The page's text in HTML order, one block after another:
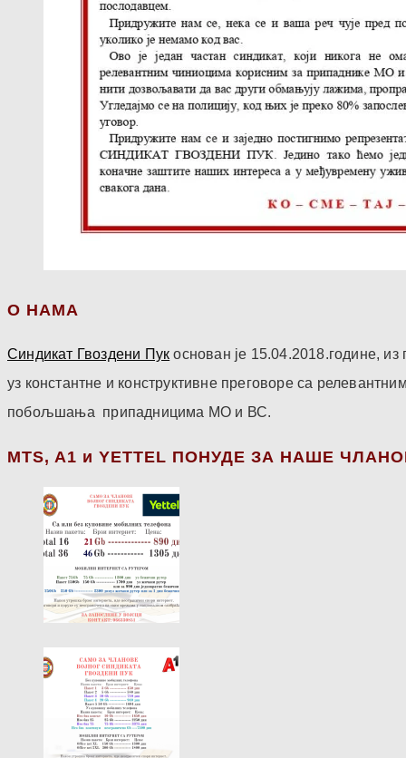
О НАМА
Синдикат Гвоздени Пук основан је 15.04.2018.године,
уз константне и конструктивне преговоре са
побољшања припадницима МО и ВС.
МТS, A1 и YETTEL ПОНУДЕ ЗА НАШЕ